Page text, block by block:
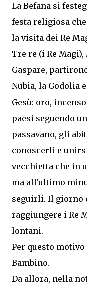
La Befana si
festa religiosa
la visita dei Re
Tre re (i Re
Gaspare,
Nubia, la Godolia
Gesù: oro,
paesi seguendo
passavano, gli
conoscerli e
vecchietta che in
ma all'ultimo
seguirli. Il giorno
raggiungere i Re
lontani.
Per questo
Bambino.
Da allora, nella